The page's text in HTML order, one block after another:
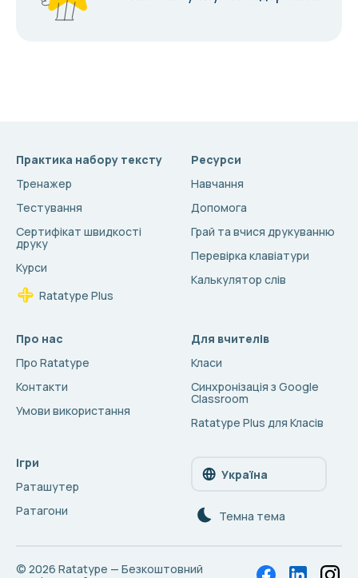
Практика набору тексту
Тренажер
Тестування
Сертифікат швидкості
друку
Курси
Ratatype Plus
Ресурси
Навчання
Допомога
Грай та вчися друкуванню
Перевірка клавіатури
Калькулятор слів
Про нас
Про Ratatype
Контакти
Умови використання
Для вчителів
Класи
Синхронізація з Google
Classroom
Ratatype Plus для Класів
Ігри
Раташутер
Ратагони
Україна
Темна тема
© 2026 Ratatype — Безкоштовний